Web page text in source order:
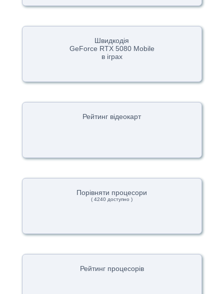
Швидкодія
GeForce RTX 5080 Mobile
в іграх
Рейтинг відеокарт
Порівняти процесори
( 4240 доступно )
Рейтинг процесорів